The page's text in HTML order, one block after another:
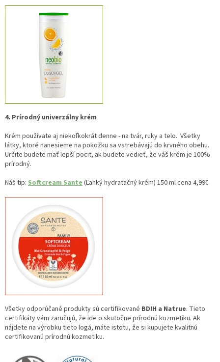
4. Prírodný univerzálny krém
Krém používate aj niekoľkokrát denne - na tvár, ruky a telo. Všetky
látky, ktoré nanesieme na pokožku sa vstrebávajú do krvného obehu.
Určite budete mať lepší pocit, ak budete vedieť, že váš krém je 100%
prírodný.
Náš tip: Softcream Sante (Ľahký hydratačný krém) 150 ml cena 4,99€
Všetky odporúčané produkty sú certifikované BDIH a Natrue. Tieto
certifikáty vám zaručujú, že ide o skutočne prírodnú kozmetiku. Ak
nájdete na výrobku tieto logá, máte istotu, že si kupujete kvalitnú
certifikovanú prírodnú kozmetiku.